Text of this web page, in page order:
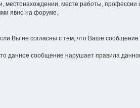
местонахождении, месте работы, профессии
явно на форуме.
Вы не согласны с тем, что Ваше
данное сообщение нарушает правила